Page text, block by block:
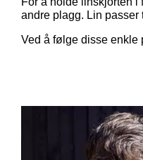
andre plagg. Lin passer
Ved å følge disse enkle